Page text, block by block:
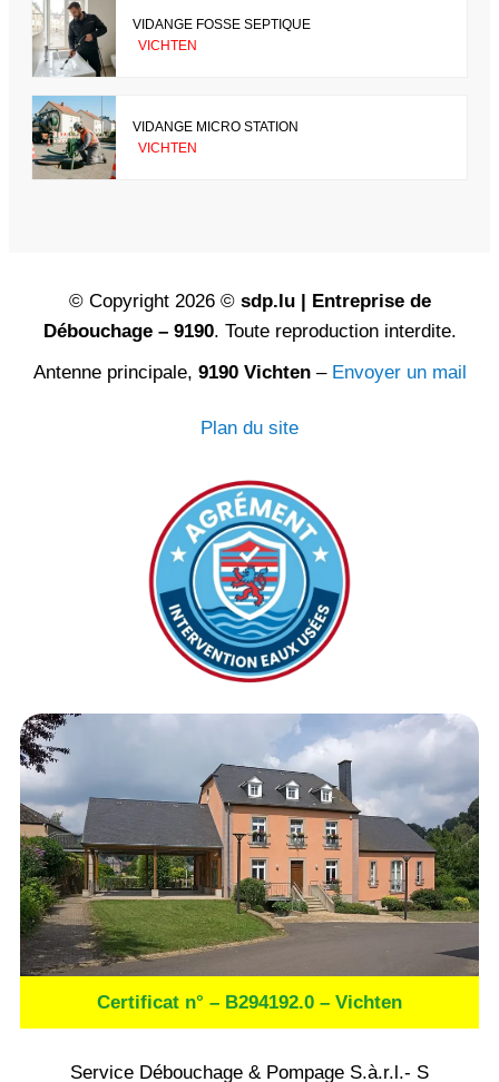
VIDANGE FOSSE SEPTIQUE
VICHTEN
VIDANGE MICRO STATION
VICHTEN
© Copyright 2026 © sdp.lu | Entreprise de
Débouchage – 9190. Toute reproduction interdite.
Antenne principale, 9190 Vichten– Envoyer un mail
Plan du site
Certificat n° – B294192.0 – Vichten
Service Débouchage & Pompage S.à.r.l.- S